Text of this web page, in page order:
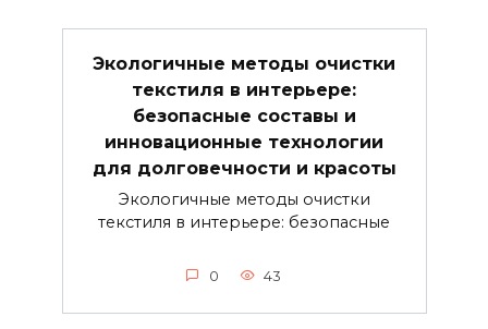
Экологичные методы очистки
текстиля в интерьере:
безопасные составы и
инновационные технологии
для долговечности и красоты
Экологичные методы очистки
текстиля в интерьере: безопасные
0 43